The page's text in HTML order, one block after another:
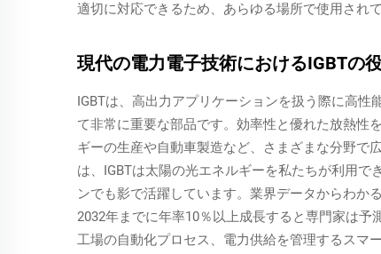
適切に対応できるため、あらゆる場所で使用されて
現代の電力電子技術におけるIGBTの
IGBTは、高出力アプリケーションを扱う際に高
て非常に重要な部品です。効率性と優れた放熱性
ギーの生産や自動車製造など、さまざまな分野で
は、IGBTは太陽の光エネルギーを私たちが利用
ンでも影で活躍しています。業界データからわか
2032年までに年率10％以上成長すると専門家は
工場の自動化プロセス、電力供給を管理するスマ